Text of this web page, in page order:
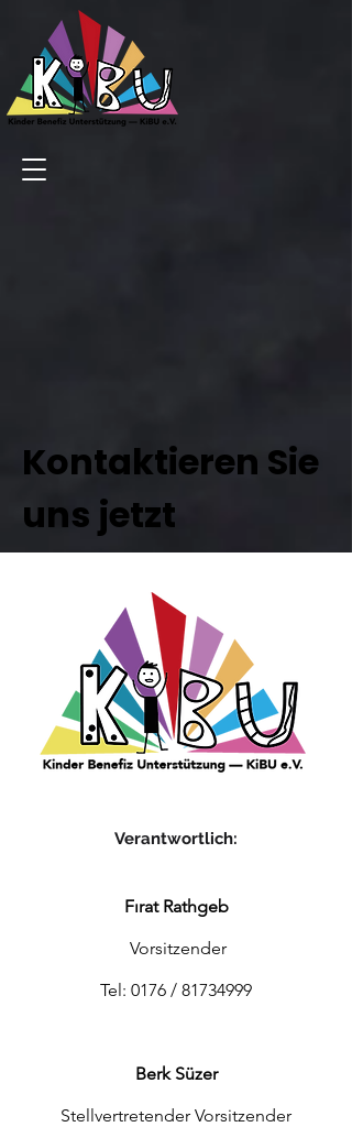
Kontaktieren Sie
uns jetzt
Verantwortlich:
Fırat Rathgeb
Vorsitzender
Tel: 0176 / 81734999
Berk Süzer
Stellvertretender Vorsitzender